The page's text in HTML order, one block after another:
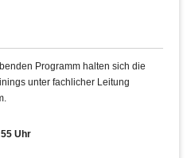
Programm halten sich die
unter fachlicher Leitung
Uhr